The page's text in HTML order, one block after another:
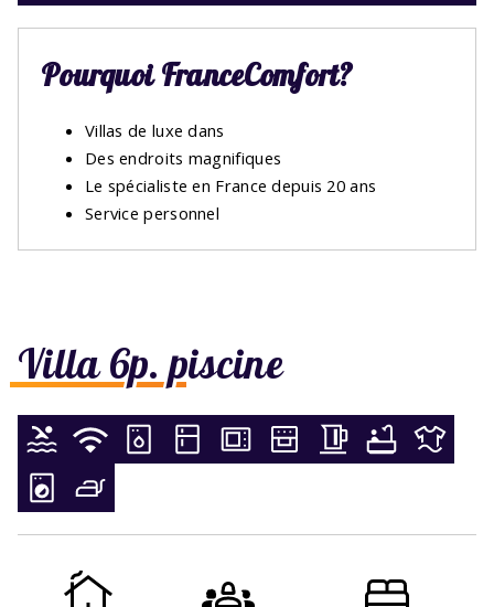
Villa 6p. piscine
Pourquoi FranceComfort?
Villas de luxe dans
Des endroits magnifiques
Le spécialiste en France depuis 20 ans
Service personnel